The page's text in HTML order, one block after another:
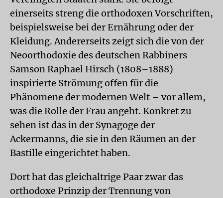
einerseits streng die orthodoxen Vorschriften,
beispielsweise bei der Ernährung oder der
Kleidung. Andererseits zeigt sich die von der
Neoorthodoxie des deutschen Rabbiners
Samson Raphael Hirsch (1808–1888)
inspirierte Strömung offen für die
Phänomene der modernen Welt – vor allem,
was die Rolle der Frau angeht. Konkret zu
sehen ist das in der Synagoge der
Ackermanns, die sie in den Räumen an der
Bastille eingerichtet haben.
Dort hat das gleichaltrige Paar zwar das
orthodoxe Prinzip der Trennung von